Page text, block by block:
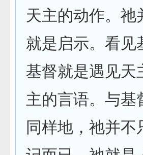
天主的动作。祂
就是启示。看见
基督就是遇见天
主的言语。与基
同样地，祂并